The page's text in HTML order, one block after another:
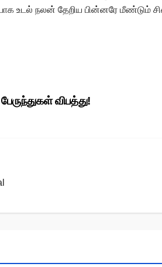
உடல் நலன் தேறிய பின்னரே மீண்டும்
விபத்து!